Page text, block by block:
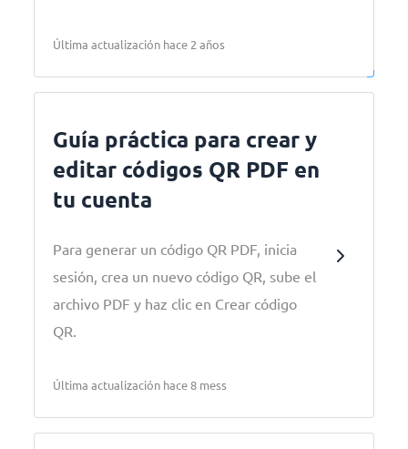
Última actualización hace 2 años
Guía práctica para crear y
editar códigos QR PDF en
tu cuenta
Para generar un código QR PDF, inicia
sesión, crea un nuevo código QR, sube el
archivo PDF y haz clic en Crear código
QR.
Última actualización hace 8 mess